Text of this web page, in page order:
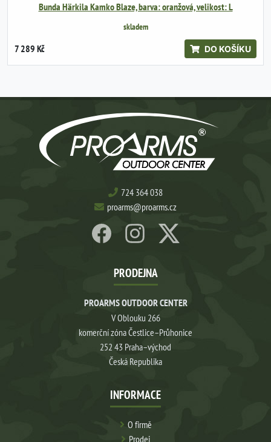
Bunda Härkila Kamko Blaze, barva: oranžová, velikost: L
skladem
7 289 Kč DO KOŠÍKU
724 364 038
proarms@proarms.cz
PRODEJNA
PROARMS OUTDOOR CENTER
V Oblouku 266
komerční zóna Čestlice–Průhonice
252 43 Praha–východ
Česká Republika
INFORMACE
O firmě
Prodej